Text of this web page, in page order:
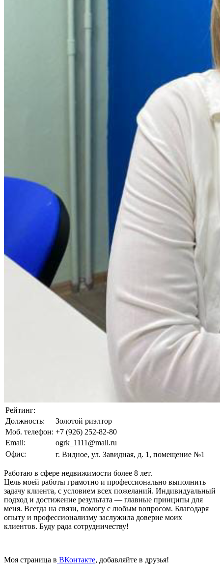
Рейтинг:
Должность:
Золотой риэлтор
Моб. телефон: +7 (926) 252-82-80
Email:
ogrk_1111@mail.ru
Офис:
г. Видное, ул. Завидная, д. 1, помещение №1
Работаю в сфере недвижимости более 8 лет.
Цель моей работы грамотно и профессионально выполнить
задачу клиента, с условием всех пожеланий. Индивидуальный
подход и достижение результата — главные принципы для
меня. Всегда на связи, помогу с любым вопросом. Благодаря
опыту и профессионализму заслужила доверие моих
клиентов. Буду рада сотрудничеству!
Моя страница в ВКонтакте, добавляйте в друзья!